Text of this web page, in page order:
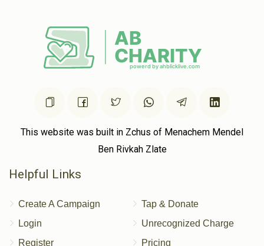
This website was built in Zchus of Menachem Mendel
Ben Rivkah Zlate
Helpful Links
Create A Campaign
Login
Register
Tap & Donate
Unrecognized Charge
Pricing